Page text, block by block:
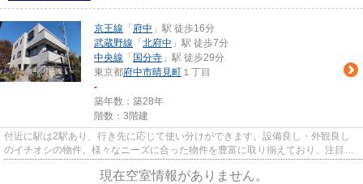
京王線 「 府中 」駅 徒歩16分
武蔵野線 「 北府中 」駅 徒歩7分
中央線 「 国分寺 」駅 徒歩29分
東京都府中市晴見町 １丁目
-
築年数：築28年
階数：3階建
付近に駅は2駅あり、行き先に応じて使い分けができます。設備良し・外観良し
のイチオシの物件。様々なニーズに合った物件を豊富に取り揃えており、注目の
現在空室情報がありません。